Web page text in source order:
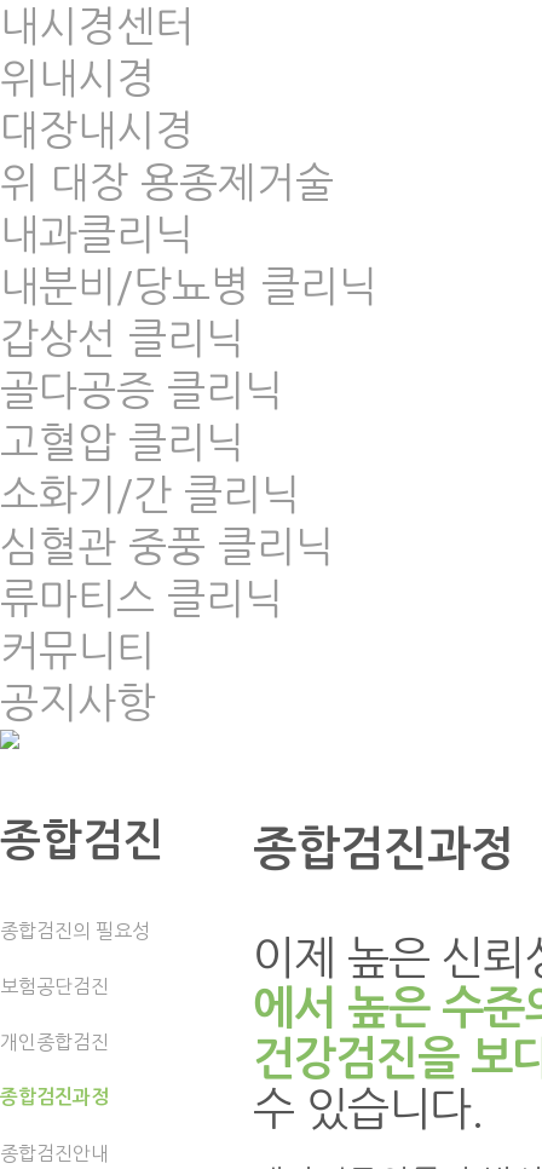
내시경센터
위내시경
대장내시경
위 대장 용종제거술
내과클리닉
내분비/당뇨병 클리닉
갑상선 클리닉
골다공증 클리닉
고혈압 클리닉
소화기/간 클리닉
심혈관 중풍 클리닉
류마티스 클리닉
커뮤니티
공지사항
종합검진
종합검진의 필요성
보험공단검진
개인종합검진
종합검진과정
종합검진안내
종합검진과정
이제 높은 신뢰
에서 높은 수준
건강검진을 보
수 있습니다.